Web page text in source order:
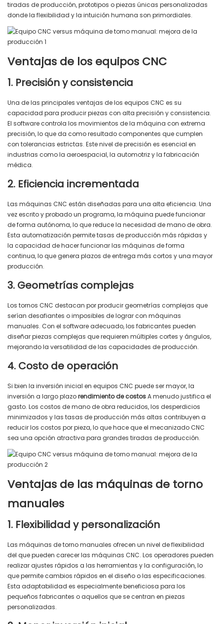
tiradas de producción, prototipos o piezas únicas personalizadas
donde la flexibilidad y la intuición humana son primordiales.
Ventajas de los equipos CNC
1. Precisión y consistencia
Una de las principales ventajas de los equipos CNC es su
capacidad para producir piezas con alta precisión y consistencia.
El software controla los movimientos de la máquina con extrema
precisión, lo que da como resultado componentes que cumplen
con tolerancias estrictas. Este nivel de precisión es esencial en
industrias como la aeroespacial, la automotriz y la fabricación
médica.
2. Eficiencia incrementada
Las máquinas CNC están diseñadas para una alta eficiencia. Una
vez escrito y probado un programa, la máquina puede funcionar
de forma autónoma, lo que reduce la necesidad de mano de obra.
Esta automatización permite tasas de producción más rápidas y
la capacidad de hacer funcionar las máquinas de forma
continua, lo que genera plazos de entrega más cortos y una mayor
producción.
3. Geometrías complejas
Los tornos CNC destacan por producir geometrías complejas que
serían desafiantes o imposibles de lograr con máquinas
manuales. Con el software adecuado, los fabricantes pueden
diseñar piezas complejas que requieren múltiples cortes y ángulos,
mejorando la versatilidad de las capacidades de producción.
4. Costo de operación
Si bien la inversión inicial en equipos CNC puede ser mayor, la
inversión a largo plazorendimiento de costosA menudo justifica el
gasto. Los costos de mano de obra reducidos, los desperdicios
minimizados y las tasas de producción más altas contribuyen a
reducir los costos por pieza, lo que hace que el mecanizado CNC
sea una opción atractiva para grandes tiradas de producción.
Ventajas de las máquinas de torno
manuales
1. Flexibilidad y personalización
Las máquinas de torno manuales ofrecen un nivel de flexibilidad
del que pueden carecer las máquinas CNC. Los operadores pueden
realizar ajustes rápidos a las herramientas y la configuración, lo
que permite cambios rápidos en el diseño o las especificaciones.
Esta adaptabilidad es especialmente beneficiosa para los
pequeños fabricantes o aquellos que se centran en piezas
personalizadas.